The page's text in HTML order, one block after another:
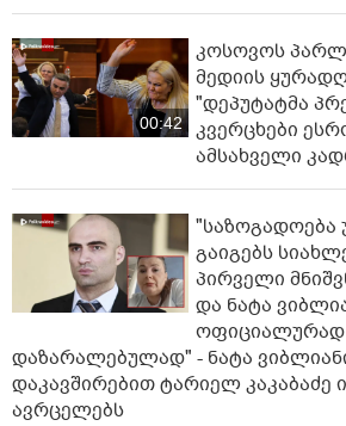
00:42
კოსოვოს
მედიის
"დეპუტატმა
კვერცხები
ამსახველი
"საზოგადოება
გაიგებს
პირველი
და ნატა
ოფიციალურად
დაზარალებულად" - ნატა
დაკავშირებით ტარიელ კაკაბაძე
ავრცელებს